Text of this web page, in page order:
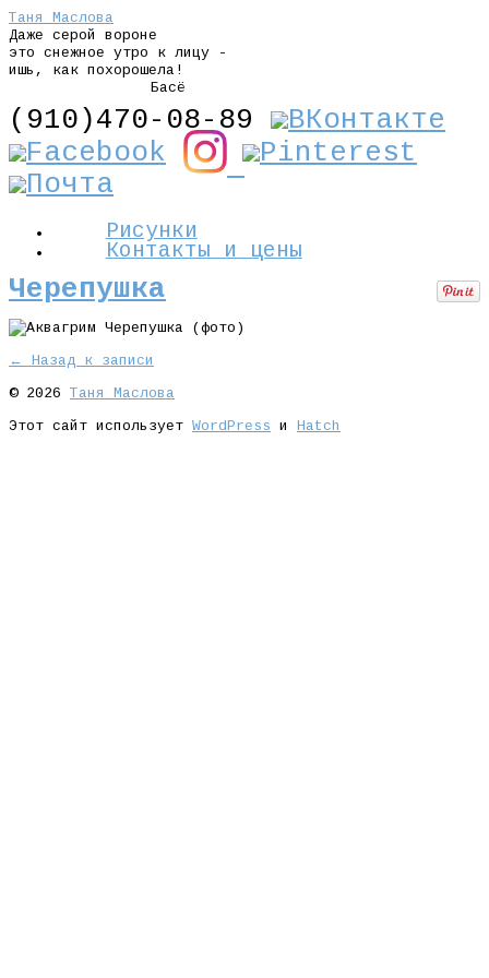
Таня Маслова
Даже серой вороне
это снежное утро к лицу -
ишь, как похорошела!
Басё
(910)470-08-89
Рисунки
Контакты и цены
Черепушка
← Назад к записи
© 2026 Таня Маслова
Этот сайт использует WordPress и Hatch